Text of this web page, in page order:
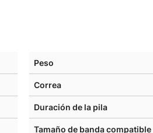
Peso
Correa
Duración de la pila
Tamaño de banda compatible